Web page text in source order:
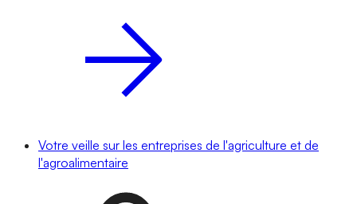
Votre veille sur les entreprises de l'agriculture et de
l'agroalimentaire